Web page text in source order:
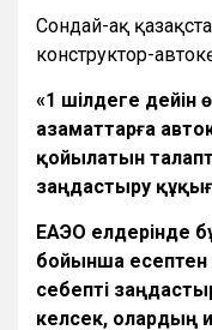
Сондай-ақ
конструктор-
«1 шілдеге дейін
азаматтарға
қойылатын
заңдастыру
ЕАЭО елдерінде
бойынша
себепті
келсек, олардың